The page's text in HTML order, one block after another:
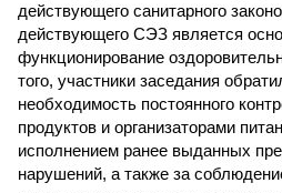
действующего санитарного
действующего СЭЗ является
функционирование
того, участники заседания
необходимость постоянного
продуктов и организаторами
исполнением ранее выданных
нарушений, а также за